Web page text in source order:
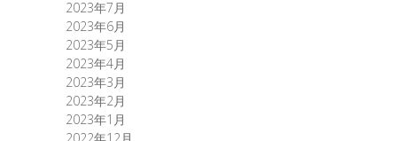
2023年7月
2023年6月
2023年5月
2023年4月
2023年3月
2023年2月
2023年1月